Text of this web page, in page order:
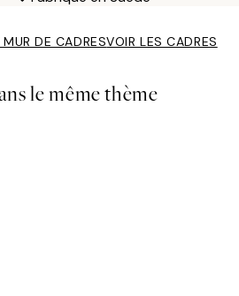
MUR DE CADRESVOIR LES CADRES
le même thème